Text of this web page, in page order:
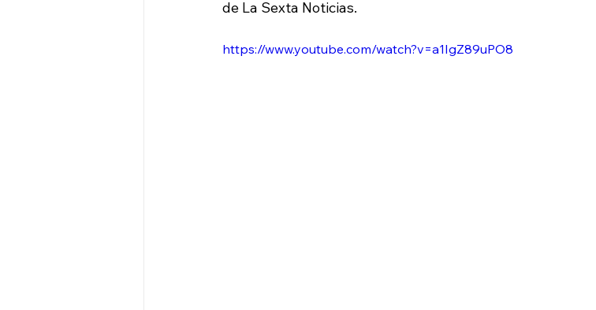
de La Sexta Noticias.
https://www.youtube.com/watch?v=a1IgZ89uPO8